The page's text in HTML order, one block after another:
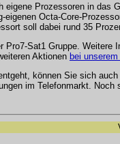
Prozessoren in das
eigenen Octa-Core-
soll dabei rund 35
Pro7-Sat1 Gruppe. Weitere
Aktionen bei
können Sie sich auch
im Telefonmarkt.